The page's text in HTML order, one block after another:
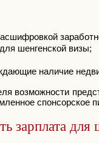
шенгенской визы;
наличие
возможности
спонсорское
зарплата для